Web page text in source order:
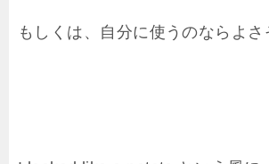
もしくは、自分に使うのならよさ